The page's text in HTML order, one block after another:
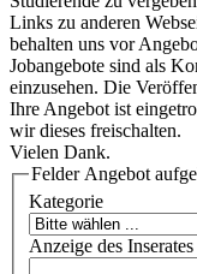
Links zu anderen
behalten uns vor
Jobangebote sind als
einzusehen. Die
Ihre Angebot ist
wir dieses freischalten.
Vielen Dank.
Felder Angebot
Kategorie
Anzeige des